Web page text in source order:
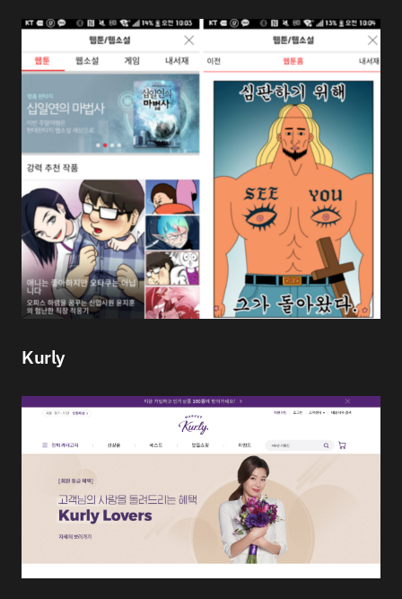
Kurly